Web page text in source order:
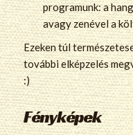
programunk: a
avagy zenével a
Ezeken túl
további elképzelés
:)
Fényképek